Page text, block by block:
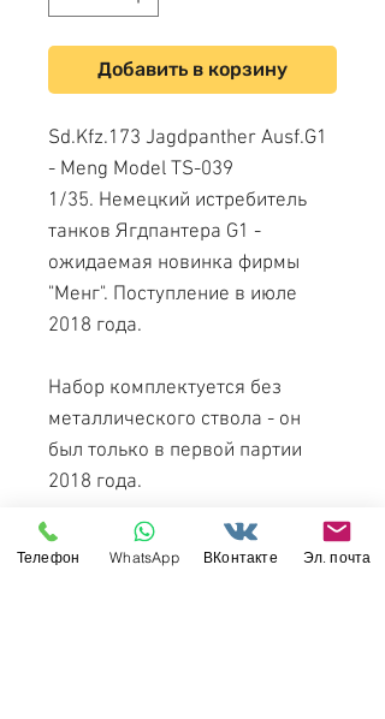
Добавить в корзину
Sd.Kfz.173 Jagdpanther Ausf.G1
- Meng Model TS-039
1/35. Немецкий истребитель
танков Ягдпантера G1 -
ожидаемая новинка фирмы
"Менг". Поступление в июле
2018 года.
Набор комплектуется без
металлического ствола - он
был только в первой партии
2018 года.
Телефон WhatsApp ВКонтакте Эл. почта